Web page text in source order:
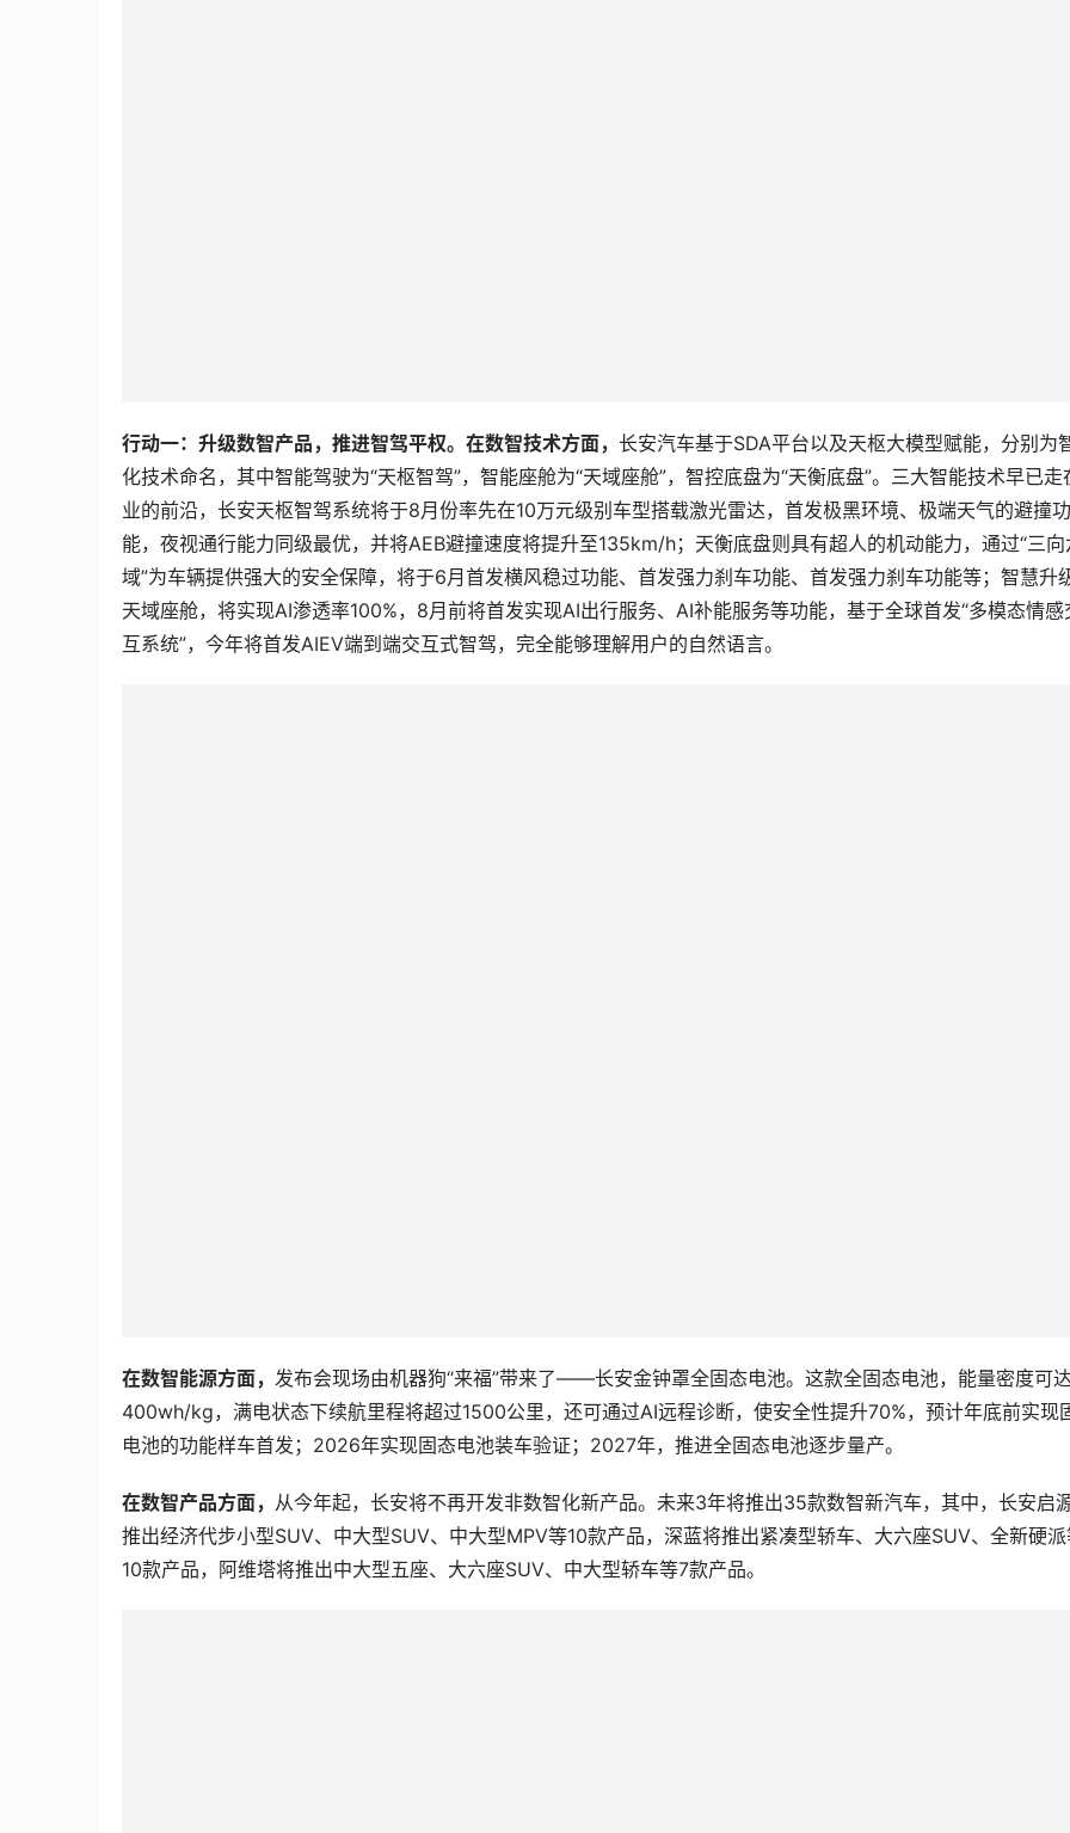
行动一：升级数智产品，推进智驾平权。在数智技术方面， 长安汽车基于SDA平台以及天枢大模型赋能，分别为
化技术命名，其中智能驾驶为“天枢智驾”，智能座舱为“天域座舱”，智控底盘为“天衡底盘”。三大智能技术早已走
业的前沿，长安天枢智驾系统将于8月份率先在10万元级别车型搭载激光雷达，首发极黑环境、极端天气的避撞功
能，夜视通行能力同级最优，并将AEB避撞速度将提升至135km/h；天衡底盘则具有超人的机动能力，通过“三向
域”为车辆提供强大的安全保障，将于6月首发横风稳过功能、首发强力刹车功能、首发强力刹车功能等；智慧升
天域座舱，将实现AI渗透率100%，8月前将首发实现AI出行服务、AI补能服务等功能，基于全球首发“多模态情感
互系统”，今年将首发AIEV端到端交互式智驾，完全能够理解用户的自然语言。
在数智能源方面， 发布会现场由机器狗“来福”带来了——长安金钟罩全固态电池。这款全固态电池，能量密度可达
400wh/kg，满电状态下续航里程将超过1500公里，还可通过AI远程诊断，使安全性提升70%，预计年底前实现
电池的功能样车首发；2026年实现固态电池装车验证；2027年，推进全固态电池逐步量产。
在数智产品方面， 从今年起，长安将不再开发非数智化新产品。未来3年将推出35款数智新汽车，其中，长安启
推出经济代步小型SUV、中大型SUV、中大型MPV等10款产品，深蓝将推出紧凑型轿车、大六座SUV、全新硬
10款产品，阿维塔将推出中大型五座、大六座SUV、中大型轿车等7款产品。